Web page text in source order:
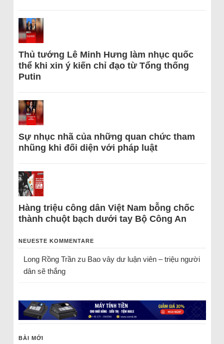
Thủ tướng Lê Minh Hưng làm nhục quốc
thể khi xin ý kiến chỉ đạo từ Tổng thống
Putin
Sự nhục nhã của những quan chức tham
nhũng khi đối diện với pháp luật
Hàng triệu công dân Việt Nam bỗng chốc
thành chuột bạch dưới tay Bộ Công An
NEUESTE KOMMENTARE
Long Rồng Trầnzu Bao vây dư luận viên – triệu người
dân sẽ thắng
BÀI MỚI